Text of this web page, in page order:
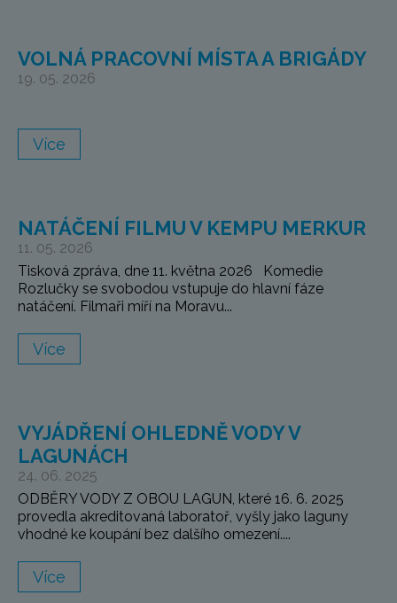
VOLNÁ PRACOVNÍ MÍSTA A BRIGÁDY
19. 05. 2026
Více
NATÁČENÍ FILMU V KEMPU MERKUR
11. 05. 2026
Tisková zpráva, dne 11. května 2026 Komedie
Rozlučky se svobodou vstupuje do hlavní fáze
natáčení. Filmaři míří na Moravu...
Více
VYJÁDŘENÍ OHLEDNĚ VODY V
LAGUNÁCH
24. 06. 2025
ODBĚRY VODY Z OBOU LAGUN, které 16. 6. 2025
provedla akreditovaná laboratoř, vyšly jako laguny
vhodné ke koupání bez dalšího omezení....
Více